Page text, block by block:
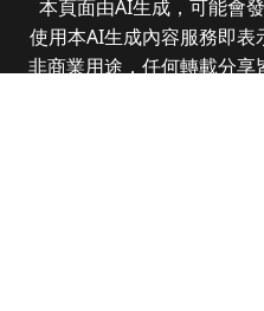
本頁面由AI生成，可能會
使用本AI生成內容服務即
非商業用途，任何轉載分